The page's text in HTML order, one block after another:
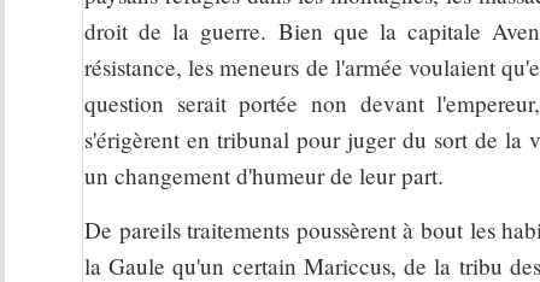
droit de la guerre. Bien que la capitale
résistance, les meneurs de l'armée voulaient
question serait portée non devant
s'érigèrent en tribunal pour juger du sort de la
un changement d'humeur de leur part.
De pareils traitements poussèrent à bout les
la Gaule qu'un certain Mariccus, de la tribu